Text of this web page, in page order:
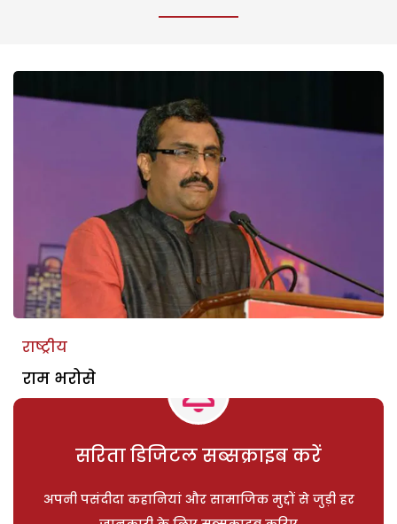
राष्ट्रीय
राम भरोसे
सरिता डिजिटल सब्सक्राइब करें
अपनी पसंदीदा कहानियां और सामाजिक मुद्दों से जुड़ी हर